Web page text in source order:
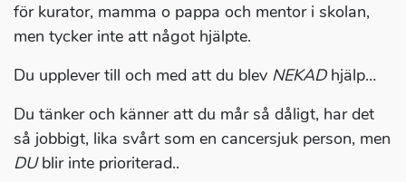
för kurator, mamma o pappa och mentor i skolan,
men tycker inte att något hjälpte.
Du upplever till och med att du blev NEKADhjälp…
Du tänker och känner att du mår så dåligt, har det
så jobbigt, lika svårt som en cancersjuk person, men
DUblir inte prioriterad..